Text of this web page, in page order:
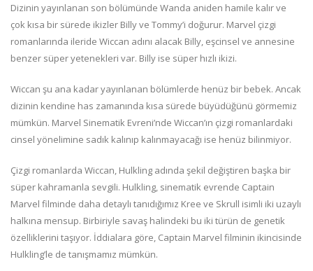
Dizinin yayınlanan son bölümünde Wanda aniden hamile kalır ve
çok kısa bir sürede ikizler Billy ve Tommy’i doğurur. Marvel çizgi
romanlarında ileride Wiccan adını alacak Billy, eşcinsel ve annesine
benzer süper yetenekleri var. Billy ise süper hızlı ikizi.
Wiccan şu ana kadar yayınlanan bölümlerde henüz bir bebek. Ancak
dizinin kendine has zamanında kısa sürede büyüdüğünü görmemiz
mümkün. Marvel Sinematik Evreni’nde Wiccan’ın çizgi romanlardaki
cinsel yönelimine sadık kalınıp kalınmayacağı ise henüz bilinmiyor.
Çizgi romanlarda Wiccan, Hulkling adında şekil değiştiren başka bir
süper kahramanla sevgili. Hulkling, sinematik evrende Captain
Marvel filminde daha detaylı tanıdığımız Kree ve Skrull isimli iki uzaylı
halkına mensup. Birbiriyle savaş halindeki bu iki türün de genetik
özelliklerini taşıyor. İddialara göre, Captain Marvel filminin ikincisinde
Hulkling’le de tanışmamız mümkün.